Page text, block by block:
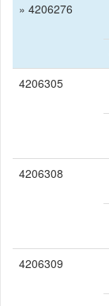
» 4206276
4206305
4206308
4206309